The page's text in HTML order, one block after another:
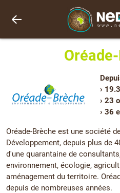
›
› 23
› 36
Oréade-Brèche est une société
Développement, depuis plus de
d'une quarantaine de
environnement, écologie,
aménagement du territoire.
depuis de nombreuses années.